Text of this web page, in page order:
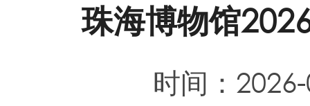
珠海博物馆
时间：